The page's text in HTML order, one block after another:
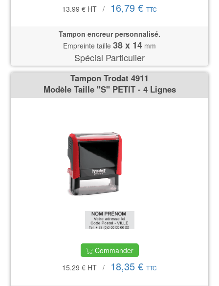
13.99 € HT / 16,79 € TTC
Tampon encreur personnalisé.
Empreinte taille 38 x 14 mm
Spécial Particulier
Tampon Trodat 4911
Modèle Taille ''S'' PETIT - 4 Lignes
Commander
15.29 € HT / 18,35 € TTC